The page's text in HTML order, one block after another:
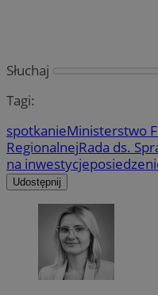
Słuchaj
Tagi:
spotkanieMinisterstwo
RegionalnejRada ds.
na inwestycje
Udostępnij